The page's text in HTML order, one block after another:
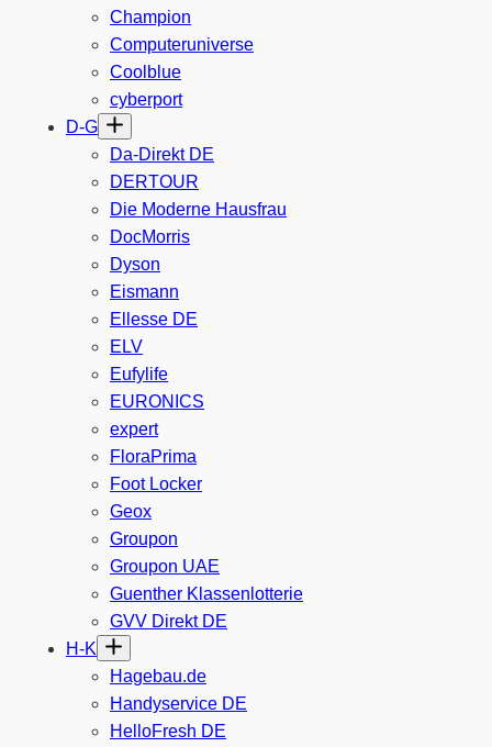
Champion
Computeruniverse
Coolblue
cyberport
D-G
Da-Direkt DE
DERTOUR
Die Moderne Hausfrau
DocMorris
Dyson
Eismann
Ellesse DE
ELV
Eufylife
EURONICS
expert
FloraPrima
Foot Locker
Geox
Groupon
Groupon UAE
Guenther Klassenlotterie
GVV Direkt DE
H-K
Hagebau.de
Handyservice DE
HelloFresh DE